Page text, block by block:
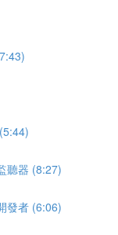
聽器 (8:27)
發者 (6:06)